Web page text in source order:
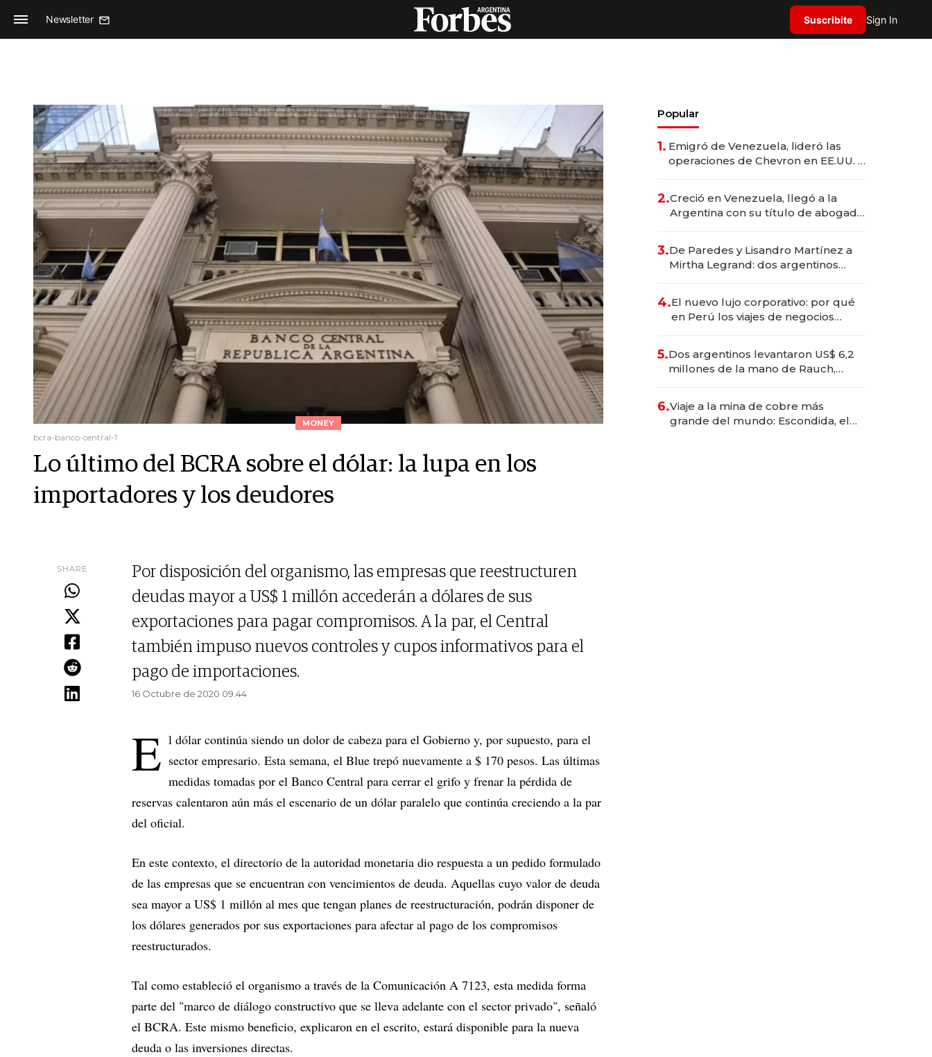
Newsletter Suscribite Sign In
MONEY
bcra-banco-central-1
Lo último del BCRA sobre el dólar: la lupa en los
importadores y los deudores
SHARE
Por disposición del organismo, las empresas que reestructuren
deudas mayor a US$ 1 millón accederán a dólares de sus
exportaciones para pagar compromisos. A la par, el Central
también impuso nuevos controles y cupos informativos para el
pago de importaciones.
16 Octubre de 2020 09.44
E l dólar continúa siendo un dolor de cabeza para el Gobierno y, por supuesto, para el
sector empresario. Esta semana, el Blue trepó nuevamente a $ 170 pesos. Las últimas
medidas tomadas por el Banco Central para cerrar el grifo y frenar la pérdida de
reservas calentaron aún más el escenario de un dólar paralelo que continúa creciendo a la par
del oficial.
En este contexto, el directorio de la autoridad monetaria dio respuesta a un pedido formulado
de las empresas que se encuentran con vencimientos de deuda. Aquellas cuyo valor de deuda
sea mayor a US$ 1 millón al mes que tengan planes de reestructuración, podrán disponer de
los dólares generados por sus exportaciones para afectar al pago de los compromisos
reestructurados.
Tal como estableció el organismo a través de la Comunicación A 7123, esta medida forma
parte del "marco de diálogo constructivo que se lleva adelante con el sector privado", señaló
el BCRA. Este mismo beneficio, explicaron en el escrito, estará disponible para la nueva
deuda o las inversiones directas.
Popular
1. Emigró de Venezuela, lideró las
operaciones de Chevron en EE.UU. y
2.Creció en Venezuela, llegó a la
Argentina con su título de abogado
marcas "fast premium"
3.De Paredes y Lisandro Martínez a
Mirtha Legrand: dos argentinos
4.El nuevo lujo corporativo: por qué
en Perú los viajes de negocios
transformadoras
5.Dos argentinos levantaron US$ 6,2
millones de la mano de Rauch,
6.Viaje a la mina de cobre más
grande del mundo: Escondida, el